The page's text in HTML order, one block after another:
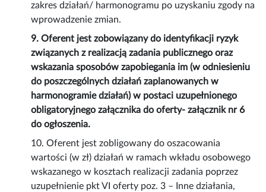
zakres działań/ harmonogramu po uzyskaniu zgody na
wprowadzenie zmian.
9. Oferent jest zobowiązany do identyfikacji ryzyk
związanych z realizacją zadania publicznego oraz
wskazania sposobów zapobiegania im (w odniesieniu
do poszczególnych działań zaplanowanych w
harmonogramie działań) w postaci uzupełnionego
obligatoryjnego załącznika do oferty- załącznik nr 6
do ogłoszenia.
10. Oferent jest zobligowany do oszacowania
wartości (w zł) działań w ramach wkładu osobowego
wskazanego w kosztach realizacji zadania poprzez
uzupełnienie pkt VI oferty poz. 3 – Inne działania,